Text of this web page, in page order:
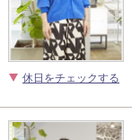
休日をチェックする